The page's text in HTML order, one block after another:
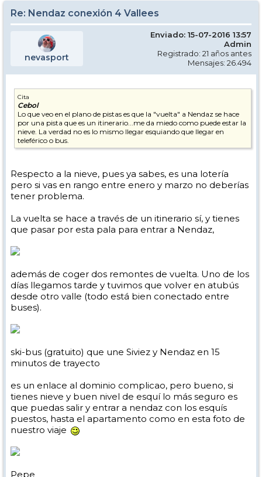
Re: Nendaz conexión 4 Vallees
nevasport
Enviado: 15-07-2016 13:57
Admin
Registrado: 21 años antes
Mensajes: 26.494
Cita
Cebol
Lo que veo en el plano de pistas es que la "vuelta" a Nendaz se hace
por una pista que es un itinerario...me da miedo como puede estar la
nieve. La verdad no es lo mismo llegar esquiando que llegar en
teleférico o bus.
Respecto a la nieve, pues ya sabes, es una lotería
pero si vas en rango entre enero y marzo no deberías
tener problema.
La vuelta se hace a través de un itinerario sí, y tienes
que pasar por esta pala para entrar a Nendaz,
además de coger dos remontes de vuelta. Uno de los
días llegamos tarde y tuvimos que volver en atubús
desde otro valle (todo está bien conectado entre
buses).
ski-bus (gratuito) que une Siviez y Nendaz en 15
minutos de trayecto
es un enlace al dominio complicao, pero bueno, si
tienes nieve y buen nivel de esquí lo más seguro es
que puedas salir y entrar a nendaz con los esquís
puestos, hasta el apartamento como en esta foto de
nuestro viaje
Pepe